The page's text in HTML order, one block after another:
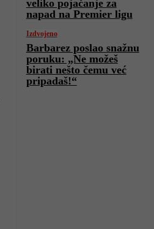
veliko pojačanje za
napad na Premier ligu
Izdvojeno
Barbarez poslao snažnu
poruku: „Ne možeš
birati nešto čemu već
pripadaš!“